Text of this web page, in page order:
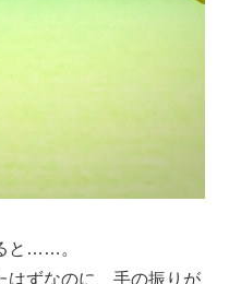
と……。
はずなのに、手の振りが